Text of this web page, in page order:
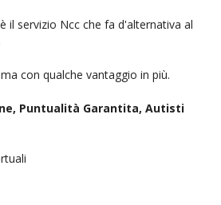
è il servizio Ncc che fa d'alternativa al
con qualche vantaggio in più.
Puntualità Garantita, Autisti